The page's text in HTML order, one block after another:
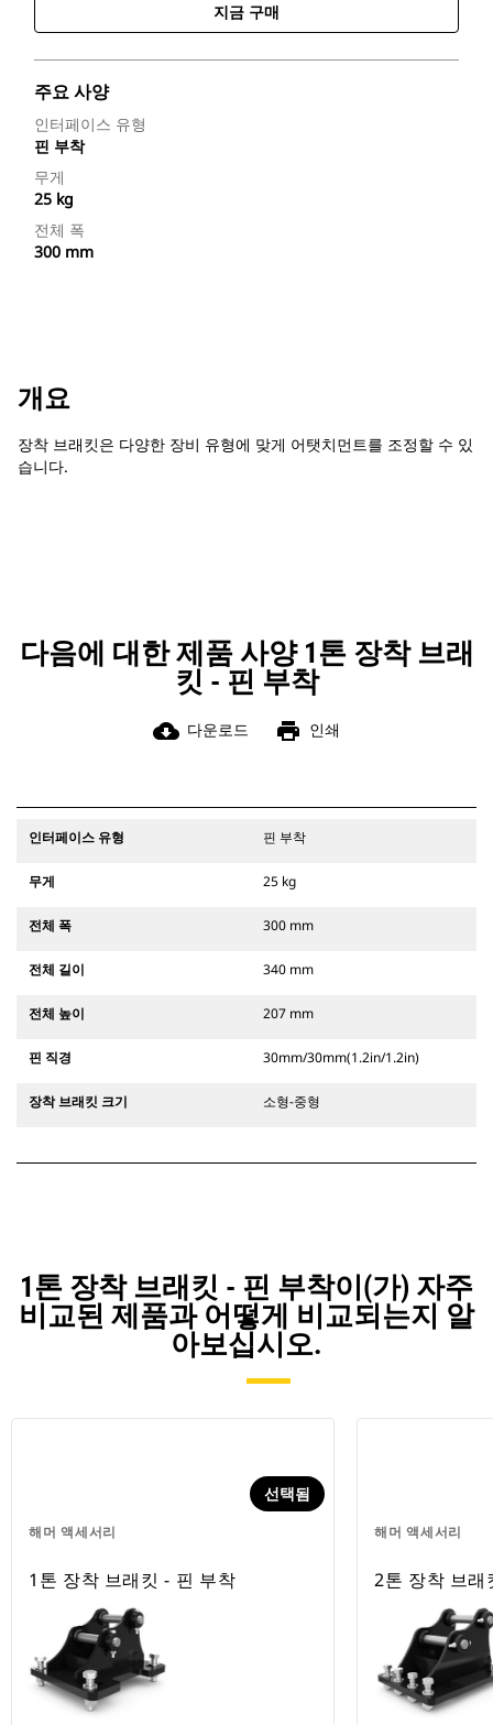
지금 구매
주요 사양
인터페이스 유형
핀 부착
무게
25 kg
전체 폭
300 mm
개요
장착 브래킷은 다양한 장비 유형에 맞게 어탯치먼트를 조정할 수 있
습니다.
다음에 대한 제품 사양 1톤 장착 브래
킷 - 핀 부착
cloud_download 다운로드 print 인쇄
인터페이스 유형 핀 부착
무게 25 kg
전체 폭 300 mm
전체 길이 340 mm
전체 높이 207 mm
핀 직경 30mm/30mm(1.2in/1.2in)
장착 브래킷 크기 소형-중형
1톤 장착 브래킷 - 핀 부착이(가) 자주
비교된 제품과 어떻게 비교되는지 알
아보십시오.
해머 액세서리
선택됨
1톤 장착 브래킷 - 핀 부착
해머 액세서리
2톤 장착 브래